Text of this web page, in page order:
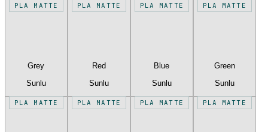
PLA MATTE
Grey
Sunlu
PLA MATTE
Red
Sunlu
PLA MATTE
Blue
Sunlu
PLA MATTE
Green
Sunlu
PLA MATTE PLA MATTE PLA MATTE PLA MATTE